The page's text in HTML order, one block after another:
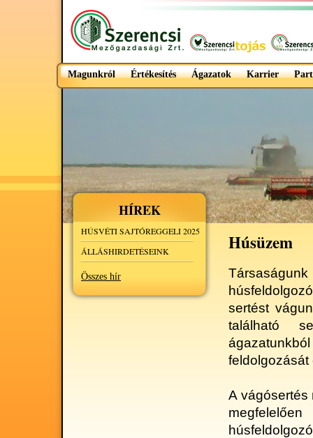
Magunkról Értékesítés Ágazatok Karrier
HÍREK
HÚSVÉTI SAJTÓREGGELI 2025
ÁLLÁSHIRDETÉSEINK
Összes hír
Húsüzem
sertést
található
A vágósertés